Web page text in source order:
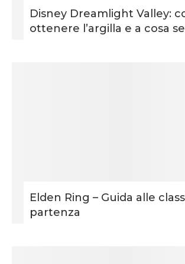
Disney Dreamlight Valley:
ottenere l’argilla e a cosa
Elden Ring – Guida alle
partenza